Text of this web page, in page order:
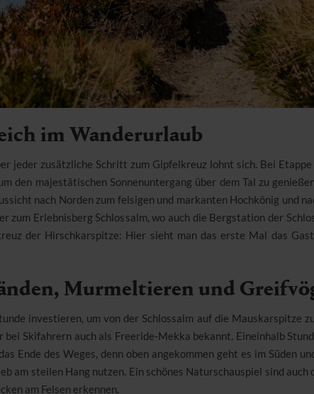
im Wanderurlaub
jeder zusätzliche Schritt zum Gipfelkreuz lohnt sich. Bei
den majestätischen Sonnenuntergang über dem Tal zu
nach Norden zum felsigen und markanten Hochkönig und
zum Erlebnisberg Schlossalm, wo auch die Bergstation der
der Hirschkarspitze: Hier sieht man das erste Mal das
Murmeltieren und
investieren, um von der Schlossalm auf die Mauskarspitze
Skifahrern auch als Freeride-Mekka bekannt. Eineinhalb
Ende des Weges, denn oben angekommen geht es im Süden
am steilen Hang nutzen. Ein schönes Naturschauspiel sind
am Felsen erkennen.